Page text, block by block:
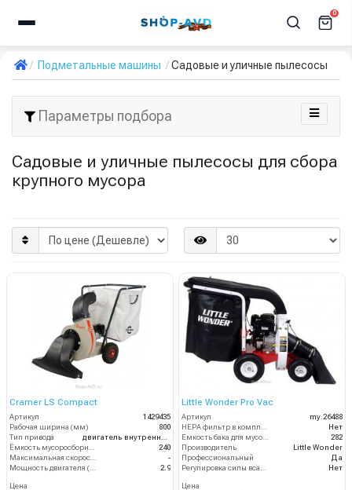
0
Подметальные машины Садовые и уличные пылесосы
Параметры подбора
Садовые и уличные пылесосы для сбора
крупного мусора
Cramer LS Compact
Артикул
1429435
Рабочая ширина (мм)
800
Тип привода
240
-
2.9
Цена
Little Wonder Pro Vac
Артикул
my.26488
Нет
282
Производитель
Little Wonder
Профессиональный
Да
Нет
Цена